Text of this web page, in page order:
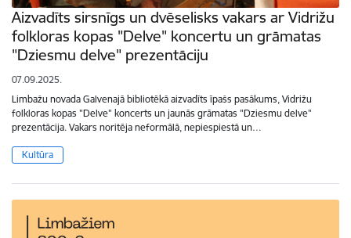
Aizvadīts sirsnīgs un dvēselisks vakars ar Vidrižu
folkloras kopas "Delve" koncertu un grāmatas
"Dziesmu delve" prezentāciju
07.09.2025.
Limbažu novada Galvenajā bibliotēkā aizvadīts īpašs pasākums, Vidrižu
folkloras kopas "Delve" koncerts un jaunās grāmatas "Dziesmu delve"
prezentācija. Vakars noritēja neformālā, nepiespiestā un…
Kultūra